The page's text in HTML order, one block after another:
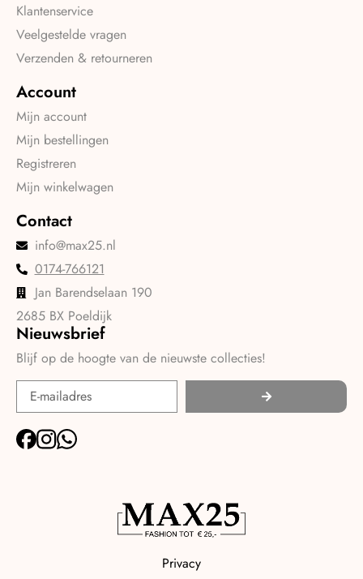
Klantenservice
Veelgestelde vragen
Verzenden & retourneren
Account
Mijn account
Mijn bestellingen
Registreren
Mijn winkelwagen
Contact
info@max25.nl
0174-766121
Jan Barendselaan 190
2685 BX Poeldijk
Nieuwsbrief
Blijf op de hoogte van de nieuwste collecties!
Privacy